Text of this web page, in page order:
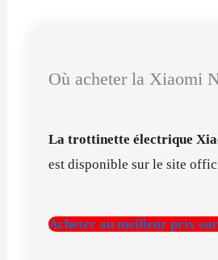
Où acheter la Xiaomi
La trottinette électrique
est disponible sur le site
Acheter au meilleur prix